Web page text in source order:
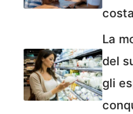
La
del
gli